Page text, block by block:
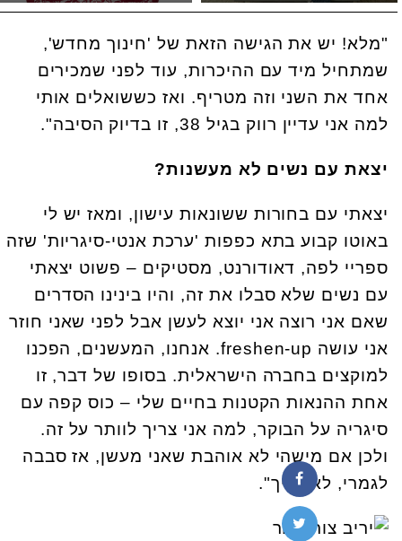
"מלא! יש את הגישה הזאת של 'חינוך מחדש',
שמתחיל מיד עם ההיכרות, עוד לפני שמכירים
אחד את השני וזה מטריף. ואז כששואלים אותי
למה אני עדיין רווק בגיל 38, זו בדיוק הסיבה".
יצאת עם נשים לא מעשנות?
יצאתי עם בחורות ששונאות עישון, ומאז יש לי
באוטו קבוע בתא כפפות 'ערכת אנטי-סיגריות' שזה
ספריי לפה, דאודורנט, מסטיקים – פשוט יצאתי
עם נשים שלא סבלו את זה, והיו בינינו הסדרים
שאם אני רוצה אני יוצא לעשן אבל לפני שאני חוזר
אני עושה freshen-up. אנחנו, המעשנים, הפכנו
למוקצים בחברה הישראלית. בסופו של דבר, זו
אחת ההנאות הקטנות בחיים שלי – כוס קפה עם
סיגריה על הבוקר, למה אני צריך לוותר על זה.
ולכן אם מישהי לא אוהבת שאני מעשן, אז סבבה
לגמרי, לא צריך".